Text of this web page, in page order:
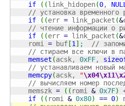
if
( (link_hidopen(0, NULL
// установка временного
if
( (err = link_packet (&
// чтение информации о
if
( (err = link_packet (&
    romi
= buf [1 ] ;
//
// стираем все ключи в
memset (acsk, 0xFF,
// устанавливаем новый
memcpy(acsk, "\x04\x11
// вычисляем номер
    memszk
= ( ( romi & 0x7F)
if
( ( romi & 0x80) == 0)